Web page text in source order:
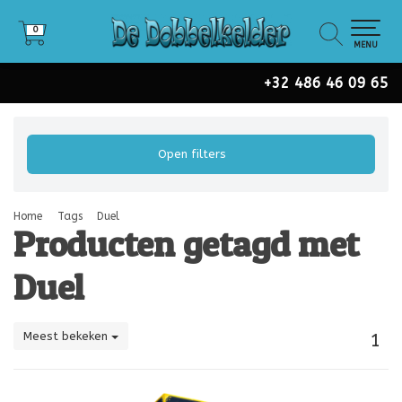
+32 486 46 09 65
0
0
MENU
Open filters
Home Tags Duel
Producten getagd met
Duel
Meest bekeken 1